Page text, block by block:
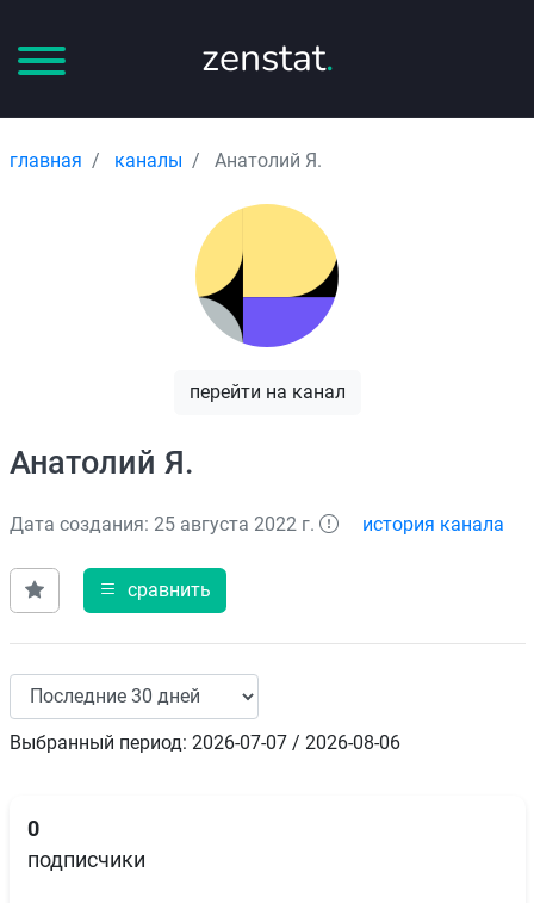
zenstat.
главная каналы Анатолий Я.
перейти на канал
Анатолий Я.
Дата создания: 25 августа 2022 г. история канала
сравнить
Выбранный период: 2026-07-07 / 2026-08-06
0
подписчики